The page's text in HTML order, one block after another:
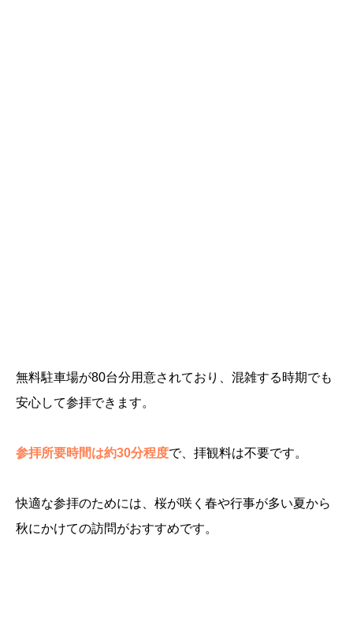
無料駐車場が80台分用意されており、混雑する時期でも
安心して参拝できます。
参拝所要時間は約30分程度で、拝観料は不要です。
快適な参拝のためには、桜が咲く春や行事が多い夏から
秋にかけての訪問がおすすめです。